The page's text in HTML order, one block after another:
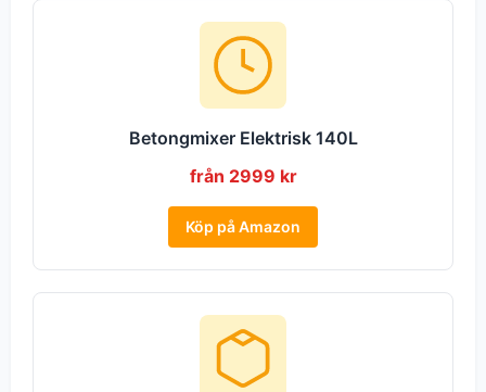
Betongmixer Elektrisk 140L
från 2999 kr
Köp på Amazon